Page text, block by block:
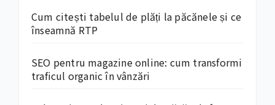
Cum citești tabelul de plăți la păcănele și ce
înseamnă RTP
SEO pentru magazine online: cum transformi
traficul organic în vânzări